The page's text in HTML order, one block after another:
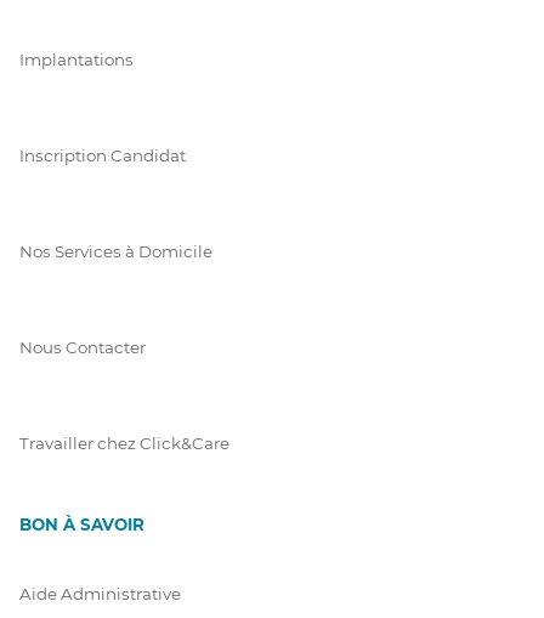
Implantations
Inscription Candidat
Nos Services à Domicile
Nous Contacter
Travailler chez Click&Care
BON À SAVOIR
Aide Administrative